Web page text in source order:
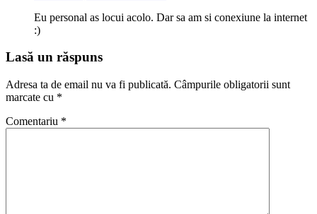
Eu personal as locui acolo. Dar sa am si conexiune la internet
:)
Lasă un răspuns
Adresa ta de email nu va fi publicată. Câmpurile obligatorii sunt
marcate cu *
Comentariu *